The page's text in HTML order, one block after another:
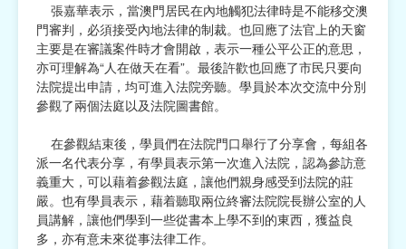
張嘉華表示，當澳門居民在內地觸犯法律時是不能移交澳
門審判，必須接受內地法律的制裁。也回應了法官上的天窗
主要是在審議案件時才會開啟，表示一種公平公正的意思，
亦可理解為“人在做天在看”。最後許歡也回應了市民只要向
法院提出申請，均可進入法院旁聽。學員於本次交流中分別
參觀了兩個法庭以及法院圖書館。
在參觀結束後，學員們在法院門口舉行了分享會，每組各
派一名代表分享，有學員表示第一次進入法院，認為參訪意
義重大，可以藉着參觀法庭，讓他們親身感受到法院的莊
嚴。也有學員表示，藉着聽取兩位終審法院院長辦公室的人
員講解，讓他們學到一些從書本上學不到的東西，獲益良
多，亦有意未來從事法律工作。